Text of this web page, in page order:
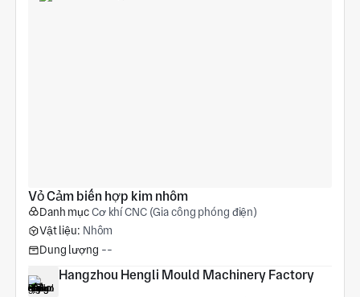
Vỏ Cảm biến hợp kim nhôm
Danh mụcCơ khí CNC (Gia công phóng điện)
Vật liệu: Nhôm
Dung lượng --
Hangzhou Hengli Mould Machinery Factory